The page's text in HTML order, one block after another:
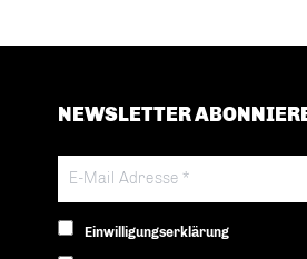
NEWSLETTER
Einwilligungserklärung